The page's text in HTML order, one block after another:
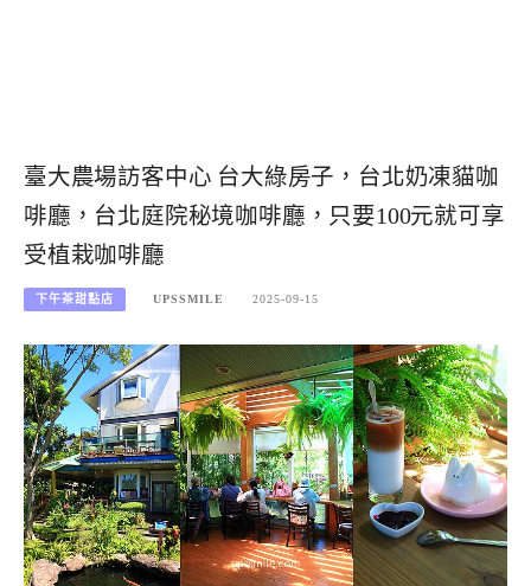
臺大農場訪客中心 台大綠房子，台北奶凍貓咖
啡廳，台北庭院秘境咖啡廳，只要100元就可享
受植栽咖啡廳
下午茶甜點店 UPSSMILE 2025-09-15